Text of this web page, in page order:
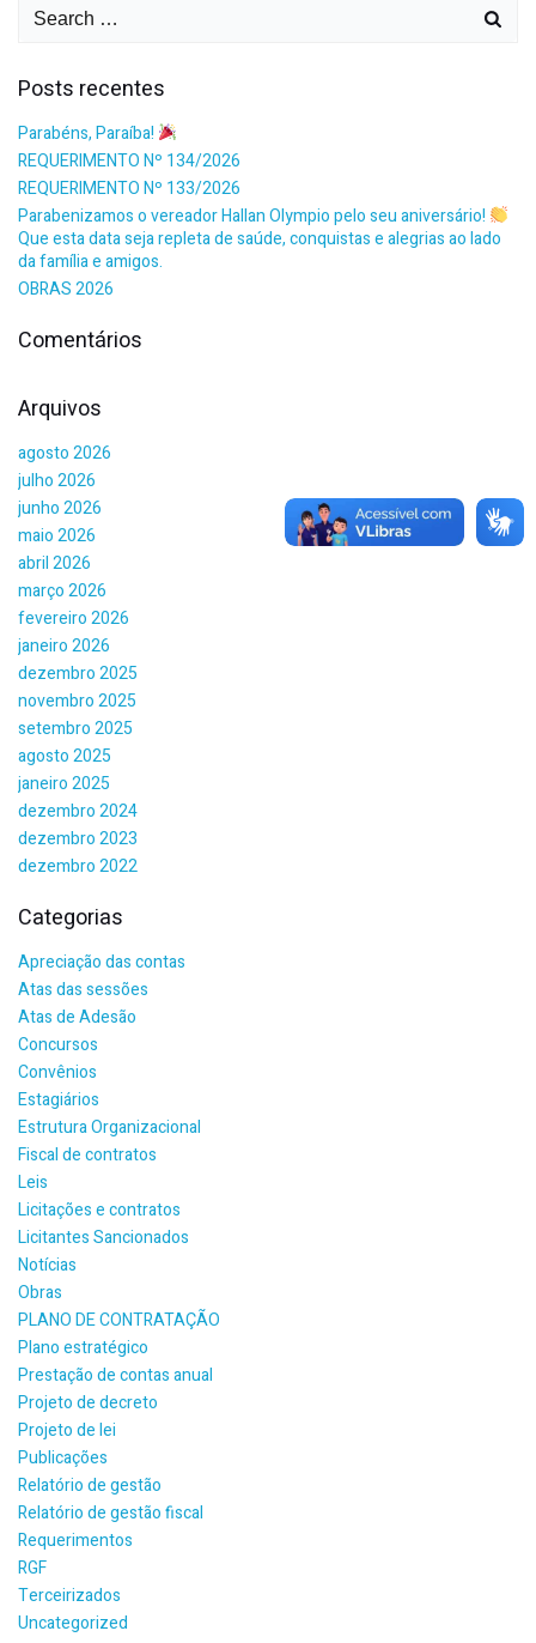
Posts recentes
Parabéns, Paraíba!
REQUERIMENTO Nº 134/2026
REQUERIMENTO Nº 133/2026
Parabenizamos o vereador Hallan Olympio pelo seu aniversário!
Que esta data seja repleta de saúde, conquistas e alegrias ao lado
da família e amigos.
OBRAS 2026
Comentários
Arquivos
agosto 2026
julho 2026
junho 2026
maio 2026
abril 2026
março 2026
fevereiro 2026
janeiro 2026
dezembro 2025
novembro 2025
setembro 2025
agosto 2025
janeiro 2025
dezembro 2024
dezembro 2023
dezembro 2022
Categorias
Apreciação das contas
Atas das sessões
Atas de Adesão
Concursos
Convênios
Estagiários
Estrutura Organizacional
Fiscal de contratos
Leis
Licitações e contratos
Licitantes Sancionados
Notícias
Obras
PLANO DE CONTRATAÇÃO
Plano estratégico
Prestação de contas anual
Projeto de decreto
Projeto de lei
Publicações
Relatório de gestão
Relatório de gestão fiscal
Requerimentos
RGF
Terceirizados
Uncategorized